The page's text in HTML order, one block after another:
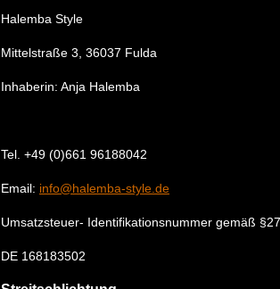
Halemba Style
Mittelstraße 3, 36037 Fulda
Inhaberin: Anja Halemba
Tel. +49 (0)661 96188042
Email: info@halemba-style.de
Umsatzsteuer- Identifikationsnummer gemäß
DE 168183502